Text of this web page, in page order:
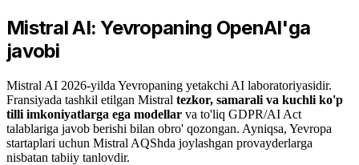
Mistral AI: Yevropaning OpenAI'ga
javobi
Mistral AI 2026-yilda Yevropaning yetakchi AI laboratoriyasidir.
Fransiyada tashkil etilgan Mistral tezkor, samarali va kuchli ko'p
tilli imkoniyatlarga ega modellar va to'liq GDPR/AI Act
talablariga javob berishi bilan obro' qozongan. Ayniqsa, Yevropa
startaplari uchun Mistral AQShda joylashgan provayderlarga
nisbatan tabiiy tanlovdir.